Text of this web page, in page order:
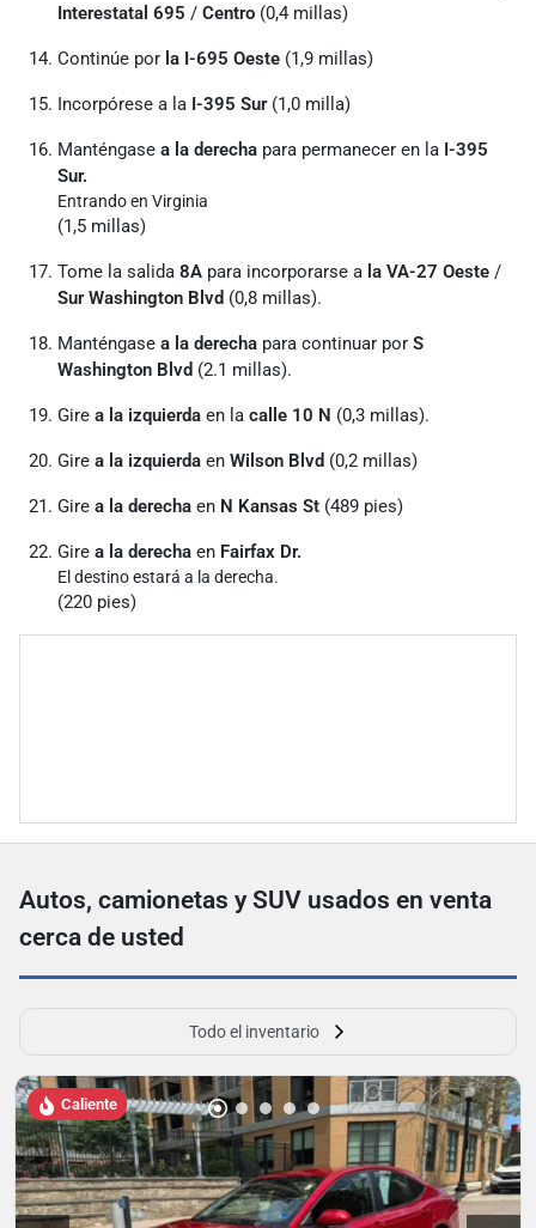
Interestatal 695 / Centro (0,4 millas)
Continúe por la I-695 Oeste (1,9 millas)
Incorpórese a la I-395 Sur(1,0 milla)
Manténgase a la derecha para permanecer en la I-395
Sur.
Entrando en Virginia
(1,5 millas)
Tome la salida 8A para incorporarse a la VA-27 Oeste /
Sur Washington Blvd (0,8 millas).
Manténgase a la derecha para continuar por S
Washington Blvd (2.1 millas).
Gire a la izquierda en la calle 10 N (0,3 millas).
Gire a la izquierda en Wilson Blvd (0,2 millas)
Gire a la derecha en N Kansas St (489 pies)
Gire a la derecha en Fairfax Dr.
El destino estará a la derecha.
(220 pies)
Autos, camionetas y SUV usados ​​en venta
cerca de usted
Todo el inventario
Caliente